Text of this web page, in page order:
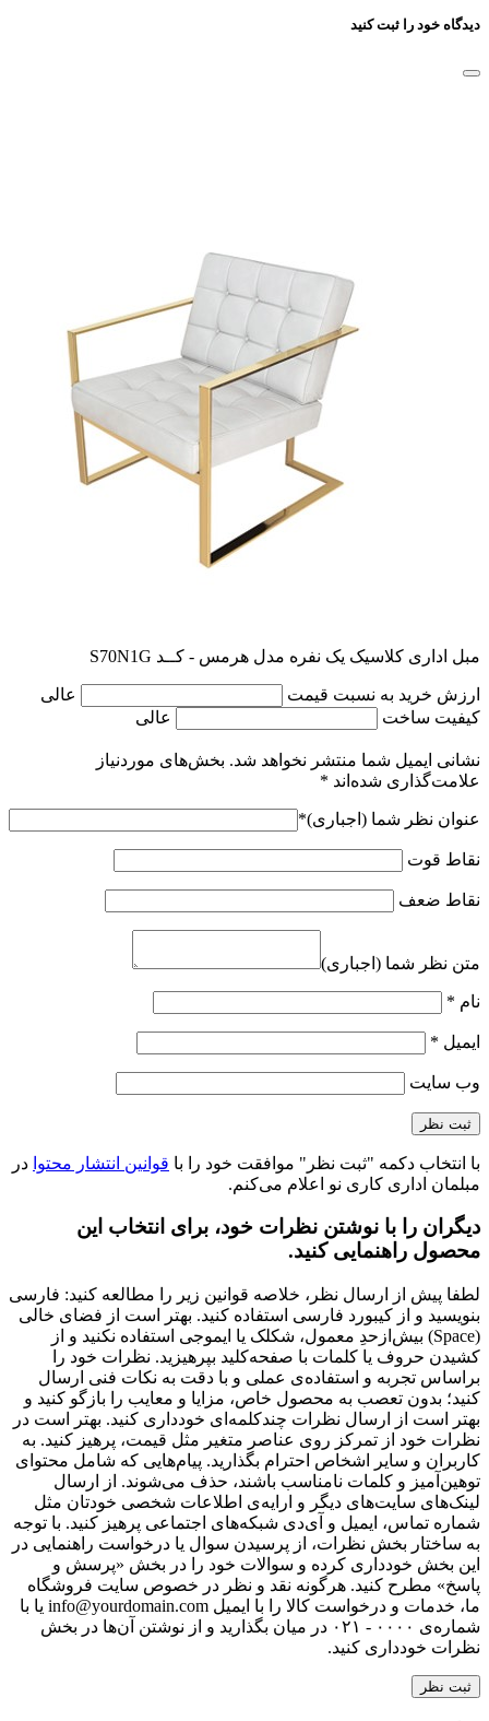
دیدگاه خود را ثبت کنید
مبل اداری کلاسیک یک نفره مدل هرمس - کــد S70N1G
ارزش خرید به نسبت قیمت
عالی
کیفیت ساخت
عالی
نشانی ایمیل شما منتشر نخواهد شد. بخش‌های موردنیاز
علامت‌گذاری شده‌اند *
عنوان نظر شما (اجباری)*
نقاط قوت
نقاط ضعف
متن نظر شما (اجباری)
نام *
ایمیل *
وب‌ سایت
با انتخاب دکمه "ثبت نظر" موافقت خود را با قوانین انتشار محتوا در
مبلمان اداری کاری نو اعلام می‌کنم.
دیگران را با نوشتن نظرات خود، برای انتخاب این
محصول راهنمایی کنید.
لطفا پیش از ارسال نظر، خلاصه قوانین زیر را مطالعه کنید: فارسی
بنویسید و از کیبورد فارسی استفاده کنید. بهتر است از فضای خالی
(Space) بیش‌از‌حدِ معمول، شکلک یا ایموجی استفاده نکنید و از
کشیدن حروف یا کلمات با صفحه‌کلید بپرهیزید. نظرات خود را
براساس تجربه و استفاده‌ی عملی و با دقت به نکات فنی ارسال
کنید؛ بدون تعصب به محصول خاص، مزایا و معایب را بازگو کنید و
بهتر است از ارسال نظرات چندکلمه‌‌ای خودداری کنید. بهتر است در
نظرات خود از تمرکز روی عناصر متغیر مثل قیمت، پرهیز کنید. به
کاربران و سایر اشخاص احترام بگذارید. پیام‌هایی که شامل محتوای
توهین‌آمیز و کلمات نامناسب باشند، حذف می‌شوند. از ارسال
لینک‌های سایت‌های دیگر و ارایه‌ی اطلاعات شخصی خودتان مثل
شماره تماس، ایمیل و آی‌دی شبکه‌های اجتماعی پرهیز کنید. با توجه
به ساختار بخش نظرات، از پرسیدن سوال یا درخواست راهنمایی در
این بخش خودداری کرده و سوالات خود را در بخش «پرسش و
پاسخ» مطرح کنید. هرگونه نقد و نظر در خصوص سایت فروشگاه
ما، خدمات و درخواست کالا را با ایمیل info@yourdomain.com یا با
شماره‌ی ۰۰۰۰ - ۰۲۱ در میان بگذارید و از نوشتن آن‌ها در بخش
نظرات خودداری کنید.
ثبت نظر